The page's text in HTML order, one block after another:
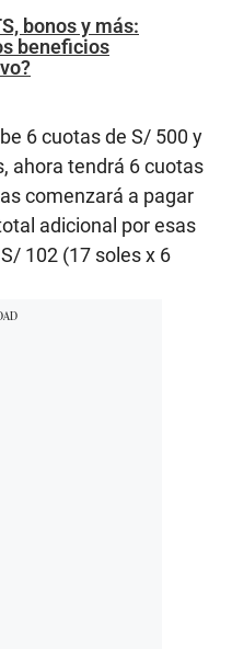
bonos y más:
beneficios
6 cuotas de S/ 500 y
ahora tendrá 6 cuotas
comenzará a pagar
adicional por esas
102 (17 soles x 6